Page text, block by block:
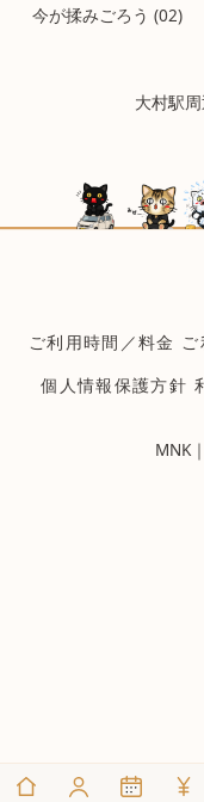
今が揉みごろう (02)
大村駅
ご利用時間／料金
個人情報保護方針
MNK